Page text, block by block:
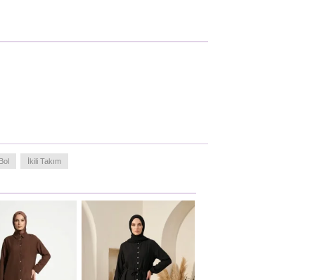
Bol İkili Takım